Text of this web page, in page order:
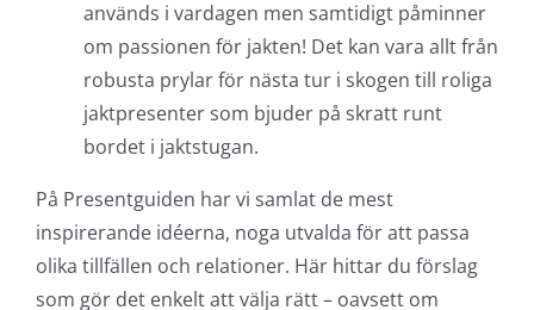
används i vardagen men samtidigt påminner
om passionen för jakten! Det kan vara allt från
robusta prylar för nästa tur i skogen till roliga
jaktpresenter som bjuder på skratt runt
bordet i jaktstugan.
På Presentguiden har vi samlat de mest
inspirerande idéerna, noga utvalda för att passa
olika tillfällen och relationer. Här hittar du förslag
som gör det enkelt att välja rätt – oavsett om